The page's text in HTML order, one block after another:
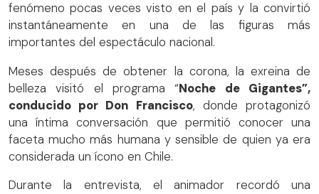
fenómeno pocas veces visto en el país y la convirtió
instantáneamente en una de las figuras más
importantes del espectáculo nacional.
Meses después de obtener la corona, la exreina de
belleza visitó el programa “Noche de Gigantes”,
conducido por Don Francisco, donde protagonizó
una íntima conversación que permitió conocer una
faceta mucho más humana y sensible de quien ya era
considerada un ícono en Chile.
Durante la entrevista, el animador recordó una